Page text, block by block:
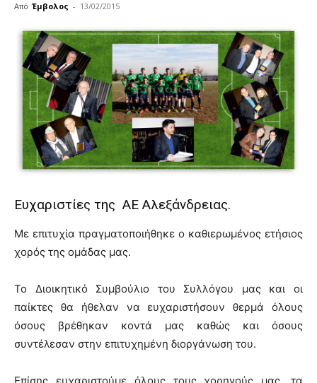
Από Έμβολος - 13/02/2015
Ευχαριστίες της ΑΕ Αλεξάνδρειας.
Με επιτυχία πραγματοποιήθηκε ο καθιερωμένος ετήσιος
χορός της ομάδας μας.
Το Διοικητικό Συμβούλιο του Συλλόγου μας και οι
παίκτες θα ήθελαν να ευχαριστήσουν θερμά όλους
όσους βρέθηκαν κοντά μας καθώς και όσους
συντέλεσαν στην επιτυχημένη διοργάνωση του.